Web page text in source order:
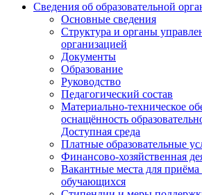
Сведения об образовательной
Основные сведения
Структура и органы
организацией
Документы
Образование
Руководство
Педагогический состав
Материально-техническое
оснащённость
Доступная среда
Платные образовательные
Финансово-хозяйственная
Вакантные места для приёма
обучающихся